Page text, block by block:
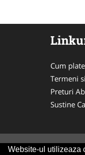
Website-ul utilizeaza
Cum
Termeni
Preturi
Sustine
© 2014-